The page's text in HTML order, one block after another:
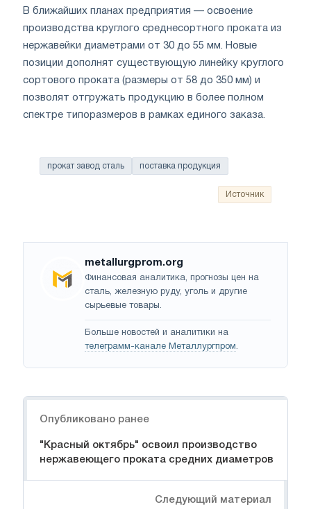
В ближайших планах предприятия — освоение
производства круглого среднесортного проката из
нержавейки диаметрами от 30 до 55 мм. Новые
позиции дополнят существующую линейку круглого
сортового проката (размеры от 58 до 350 мм) и
позволят отгружать продукцию в более полном
спектре типоразмеров в рамках единого заказа.
прокат завод сталь поставка продукция
Источник
metallurgprom.org
Финансовая аналитика, прогнозы цен на
сталь, железную руду, уголь и другие
сырьевые товары.
Больше новостей и аналитики на
телеграмм-канале Металлургпром.
Опубликовано ранее
"Красный октябрь" освоил производство
нержавеющего проката средних диаметров
Следующий материал